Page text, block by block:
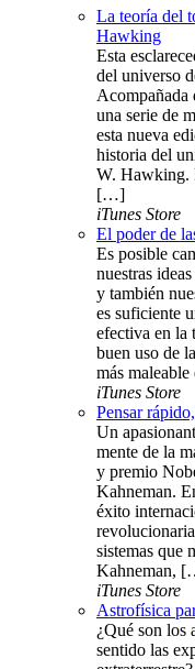
La teoría del
Hawking
Esta
del universo
Acompañada
una serie de
esta nueva
historia del
W. Hawking.
[…]
iTunes Store
El poder de
Es posible
nuestras
y también
es suficiente
efectiva en la
buen uso de
más
iTunes Store
Pensar
Un
mente de la
y premio
Kahneman.
éxito
sistemas que
Kahneman,
iTunes Store
Astrofísica
¿Qué son los
sentido las